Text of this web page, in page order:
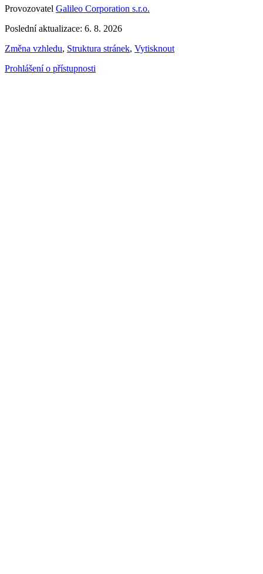
Provozovatel Galileo Corporation s.r.o.
Poslední aktualizace: 6. 8. 2026
Změna vzhledu, Struktura stránek, Vytisknout
Prohlášení o přístupnosti